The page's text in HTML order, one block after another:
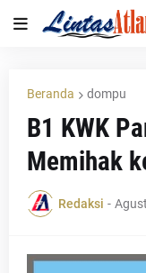
Beranda dompu
B1 KWK
Memihak
Redaksi -